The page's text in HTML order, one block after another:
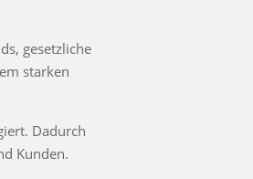
gesetzliche
starken
Dadurch
Kunden.